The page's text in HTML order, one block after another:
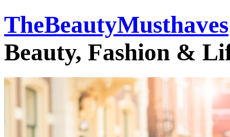
TheBeautyMusthaves
Beauty, Fashion &